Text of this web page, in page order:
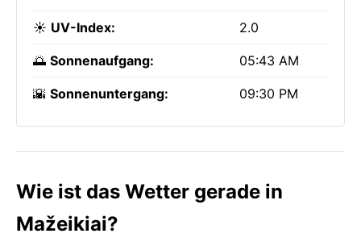
☀️ UV-Index: 2.0
🌅 Sonnenaufgang: 05:43 AM
🌇 Sonnenuntergang: 09:30 PM
Wie ist das Wetter gerade in
Mažeikiai?